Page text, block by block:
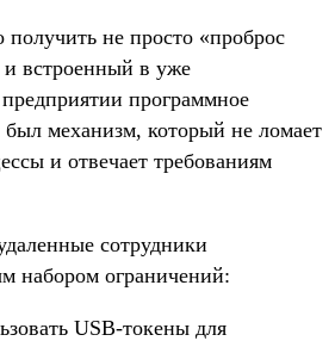
не просто «проброс
встроенный в уже
программное
механизм, который не ломает
и отвечает требованиям
сотрудники
набором ограничений:
USB-токены для